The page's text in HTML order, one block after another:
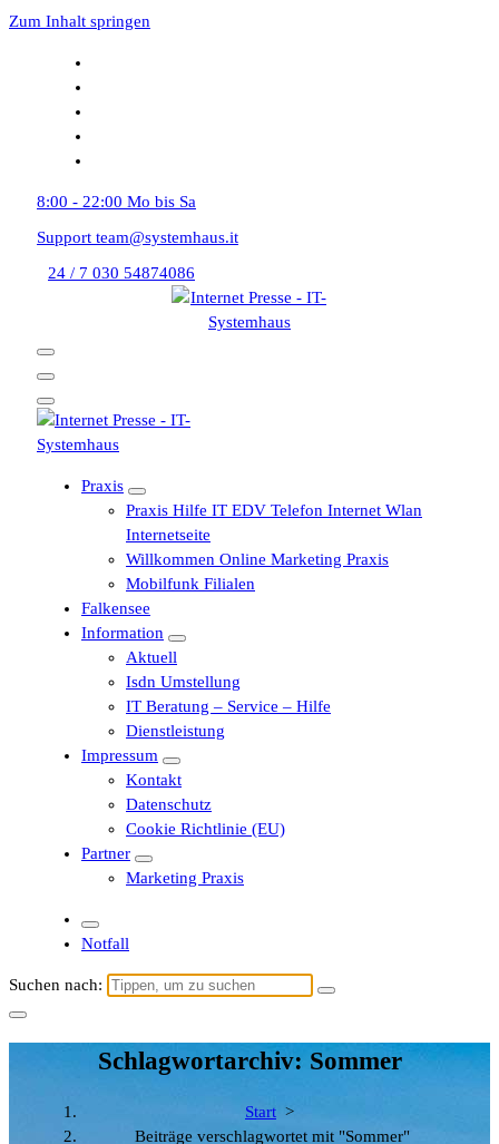
Zum Inhalt springen
8:00 - 22:00 Mo bis Sa
Support team@systemhaus.it
24 / 7 030 54874086
Praxis
Praxis Hilfe IT EDV Telefon Internet Wlan
Internetseite
Willkommen Online Marketing Praxis
Mobilfunk Filialen
Falkensee
Information
Aktuell
Isdn Umstellung
IT Beratung – Service – Hilfe
Dienstleistung
Impressum
Kontakt
Datenschutz
Cookie Richtlinie (EU)
Partner
Marketing Praxis
Notfall
Suchen nach:
Schlagwortarchiv: Sommer
Start >
Beiträge verschlagwortet mit "Sommer"